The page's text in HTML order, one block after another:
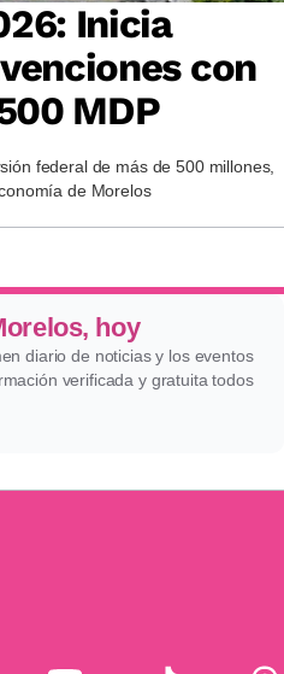
Inicia
con
MDP
federal de más de 500 millones,
de Morelos
hoy
diario de noticias y los eventos
verificada y gratuita todos